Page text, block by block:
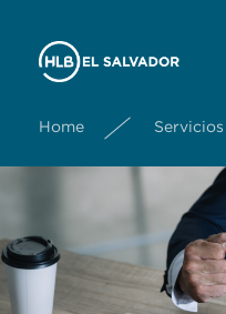
Home Servicios